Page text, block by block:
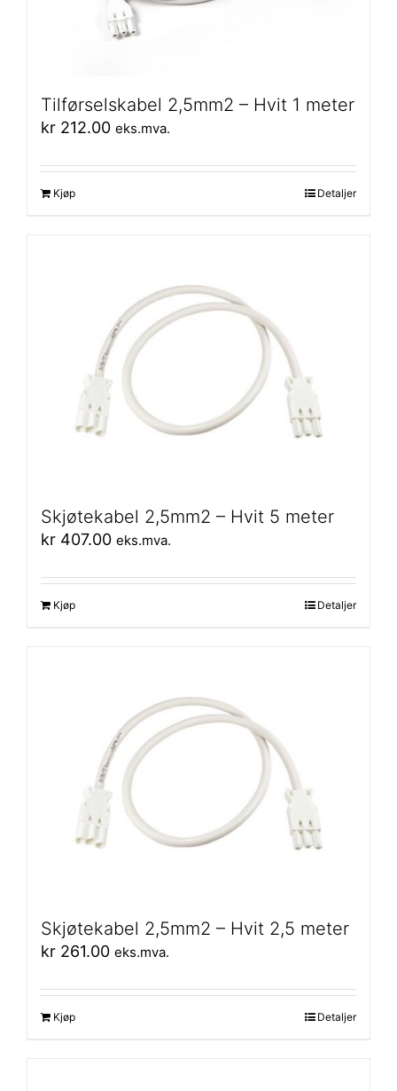
Tilførselskabel 2,5mm2 – Hvit 1 meter
kr 212.00 eks.mva.
Kjøp Detaljer
Skjøtekabel 2,5mm2 – Hvit 5 meter
kr 407.00 eks.mva.
Kjøp Detaljer
Skjøtekabel 2,5mm2 – Hvit 2,5 meter
kr 261.00 eks.mva.
Kjøp Detaljer